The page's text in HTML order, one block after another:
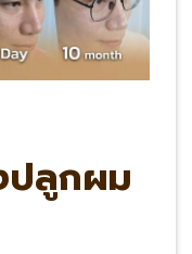
ปลูกผม